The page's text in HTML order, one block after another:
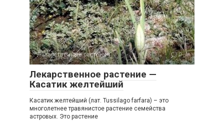
Лекарственные растения 0
Лекарственное растение —
Касатик желтейший
Касатик желтейший (лат. Tussilago farfara) – это
многолетнее травянистое растение семейства
астровых. Это растение